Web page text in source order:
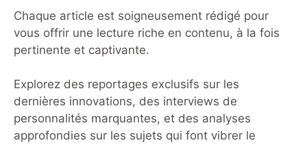
déménagement. Quel service ENGIE
Chaque article est soigneusement rédigé pour
vous offrir une lecture riche en contenu, à la fois
pertinente et captivante.
Explorez des reportages exclusifs sur les
dernières innovations, des interviews de
personnalités marquantes, et des analyses
approfondies sur les sujets qui font vibrer le